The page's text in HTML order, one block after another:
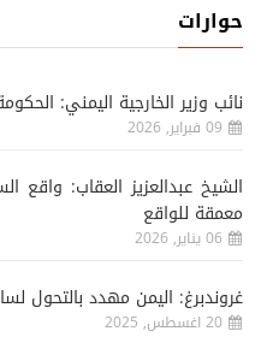
حوارات
نائب وزير الخارجية اليمني:
09 فبراير, 2026
الشيخ عبدالعزيز العقاب: واقع
معمقة للواقع
06 يناير, 2026
غروندبرغ: اليمن مهدد بالتحول
20 اغسطس, 2025